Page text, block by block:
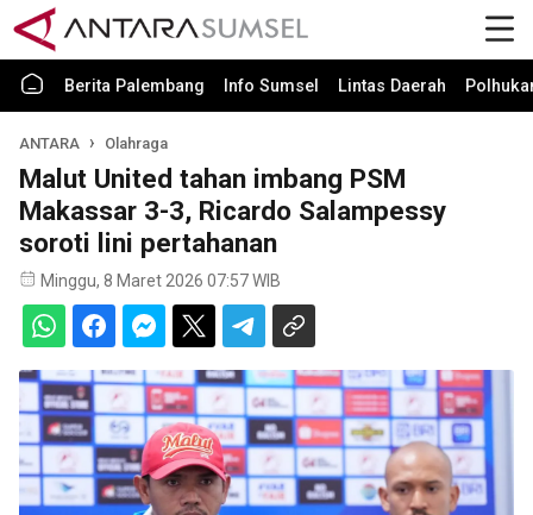
Berita Palembang Info Sumsel Lintas Daerah
ANTARA Olahraga
Malut United tahan imbang PSM
Makassar 3-3, Ricardo Salampessy
soroti lini pertahanan
Minggu, 8 Maret 2026 07:57 WIB